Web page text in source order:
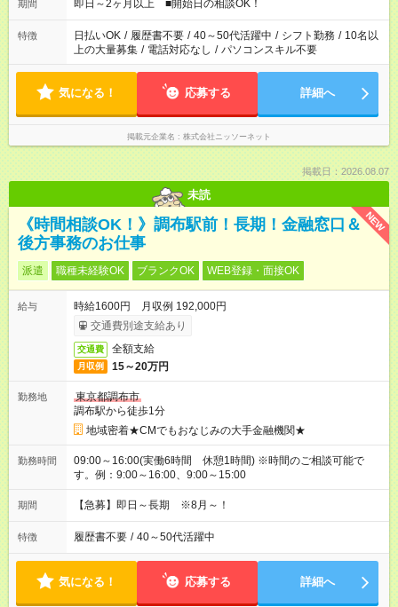
期間 即日～2ヶ月以上 ■開始日の相談OK！
特徴 日払いOK / 履歴書不要 / 40～50代活躍中 / シフト勤務 / 10名以
上の大量募集 / 電話対応なし / パソコンスキル不要
気になる！ 応募する 詳細へ
掲載元企業名 株式会社ニッソーネット
掲載日：2026.08.07
未読
NEW
《時間相談OK！》調布駅前！長期！金融窓口＆
後方事務のお仕事
派遣 職種未経験OK ブランクOK WEB登録・面接OK
給与
時給1600円 月収例 192,000円
交通費別途支給あり
交通費 全額支給
月収例 15～20万円
勤務地
東京都調布市
調布駅から徒歩1分
地域密着★CMでもおなじみの大手金融機関★
勤務時間
09:00～16:00(実働6時間 休憩1時間) ※時間のご相談可能で
す。例：9:00～16:00、9:00～15:00
期間 【急募】即日～長期 ※8月～！
特徴 履歴書不要 / 40～50代活躍中
気になる！ 応募する 詳細へ